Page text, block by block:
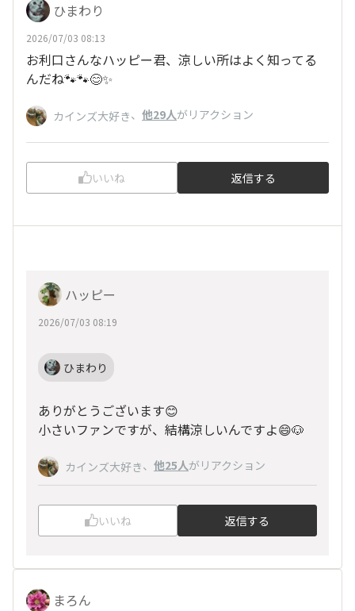
ひまわり
2026/07/03 08:13
お利口さんなハッピー君、涼しい所はよく知ってる
んだね🐾🐾😊✨
カインズ大好き、 他29人がリアクション
いいね 返信する
ハッピー
2026/07/03 08:19
ひまわり
ありがとうございます😊
小さいファンですが、結構涼しいんですよ😄🐶
カインズ大好き、 他25人がリアクション
いいね 返信する
まろん